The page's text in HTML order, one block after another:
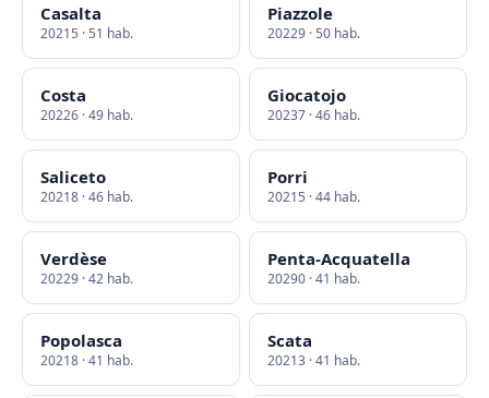
Casalta
20215 · 51 hab.
Piazzole
20229 · 50 hab.
Costa
20226 · 49 hab.
Giocatojo
20237 · 46 hab.
Saliceto
20218 · 46 hab.
Porri
20215 · 44 hab.
Verdèse
20229 · 42 hab.
Penta-Acquatella
20290 · 41 hab.
Popolasca
20218 · 41 hab.
Scata
20213 · 41 hab.